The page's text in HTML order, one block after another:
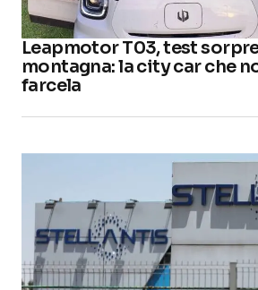
Leapmotor T03, test
montagna: la city car che
farcela